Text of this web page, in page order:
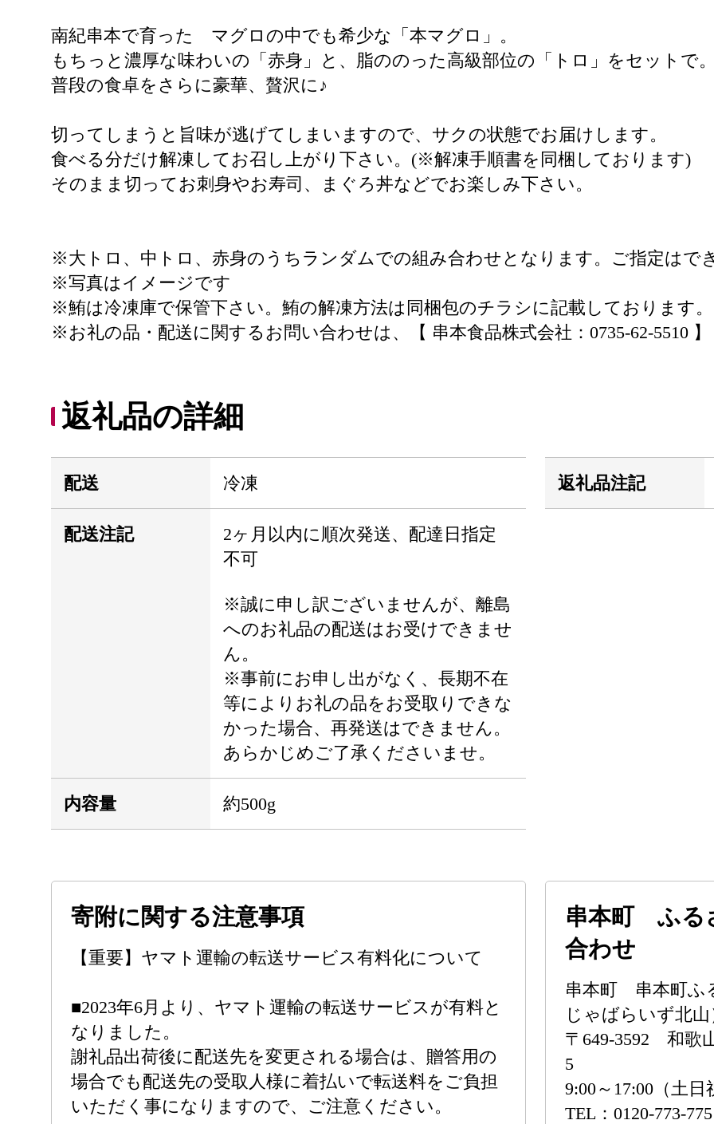
南紀串本で育った マグロの中でも希少な「本マグロ」。
もちっと濃厚な味わいの「赤身」と、脂ののった高級部位の「トロ」をセットで。
普段の食卓をさらに豪華、贅沢に♪
切ってしまうと旨味が逃げてしまいますので、サクの状態でお届けします。
食べる分だけ解凍してお召し上がり下さい。(※解凍手順書を同梱しております)
そのまま切ってお刺身やお寿司、まぐろ丼などでお楽しみ下さい。
※大トロ、中トロ、赤身のうちランダムでの組み合わせとなります。ご指定はで
※写真はイメージです
※鮪は冷凍庫で保管下さい。鮪の解凍方法は同梱包のチラシに記載しております。
※お礼の品・配送に関するお問い合わせは、【 串本食品株式会社：0735-62-5510
返礼品の詳細
配送 冷凍
配送注記
2ヶ月以内に順次発送、配達日指定
不可
※誠に申し訳ございませんが、離島
へのお礼品の配送はお受けできませ
ん。
※事前にお申し出がなく、長期不在
等によりお礼の品をお受取りできな
かった場合、再発送はできません。
あらかじめご了承くださいませ。
内容量 約500g
返礼品注記
寄附に関する注意事項
【重要】ヤマト運輸の転送サービス有料化について
■2023年6月より、ヤマト運輸の転送サービスが有料と
なりました。
謝礼品出荷後に配送先を変更される場合は、贈答用の
場合でも配送先の受取人様に着払いで転送料をご負担
いただく事になりますので、ご注意ください。
串本町 ふる
合わせ
串本町 串本町ふ
じゃばらいず北山
〒649-3592 和歌
5
9:00～17:00（土日
TEL：0120-773-775